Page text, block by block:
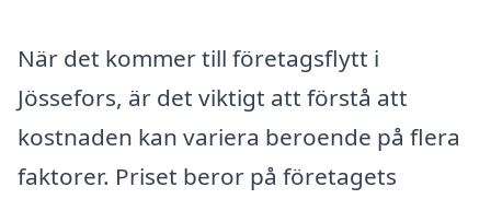
När det kommer till företagsflytt i
Jössefors, är det viktigt att förstå att
kostnaden kan variera beroende på flera
faktorer. Priset beror på företagets